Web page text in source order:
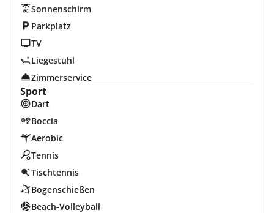
Sonnenschirm
Parkplatz
TV
Liegestuhl
Zimmerservice
Sport
Dart
Boccia
Aerobic
Tennis
Tischtennis
Bogenschießen
Beach-Volleyball